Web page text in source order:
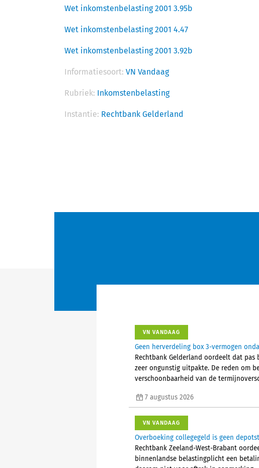
Wet inkomstenbelasting 2001 3.95b
Wet inkomstenbelasting 2001 4.47
Wet inkomstenbelasting 2001 3.92b
Informatiesoort: VN Vandaag
Rubriek: Inkomstenbelasting
Instantie: Rechtbank Gelderland
VN VANDAAG
Geen herverdeling box 3-vermogen
Rechtbank Gelderland oordeelt dat
zeer ongunstig uitpakte. De reden om
verschoonbaarheid van de
7 augustus 2026
VN VANDAAG
Overboeking collegegeld is geen
Rechtbank Zeeland-West-Brabant
binnenlandse belastingplicht een